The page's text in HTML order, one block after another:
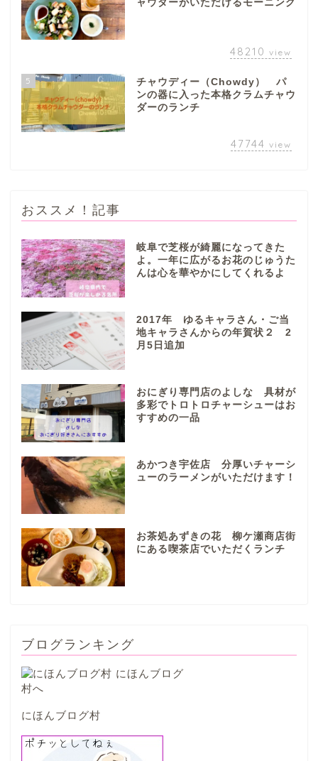
ャウダーがいただけるモーニング
48210 view
5
チャウディー（Chowdy） パ
ンの器に入った本格クラムチャウ
ダーのランチ
47744 view
おススメ！記事
岐阜で芝桜が綺麗になってきた
よ。一年に広がるお花のじゅうた
んは心を華やかにしてくれるよ
2017年 ゆるキャラさん・ご当
地キャラさんからの年賀状２ 2
月5日追加
おにぎり専門店のよしな 具材が
多彩でトロトロチャーシューはお
すすめの一品
あかつき宇佐店 分厚いチャーシ
ューのラーメンがいただけます！
お茶処あずきの花 柳ケ瀬商店街
にある喫茶店でいただくランチ
ブログランキング
にほんブログ村
ぎふまるけとは。
ぎふまるけ内の記事と写真
（画像）＆掲載情報につい
ての注意事項など
岐阜地域
各務原市
山県市